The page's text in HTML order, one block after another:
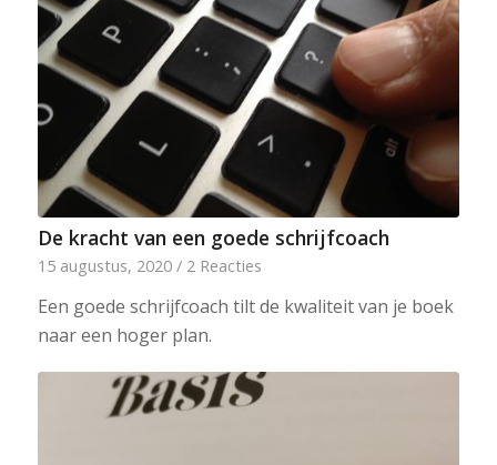
De kracht van een goede schrijfcoach
15 augustus, 2020 / 2 Reacties
Een goede schrijfcoach tilt de kwaliteit van je boek
naar een hoger plan.